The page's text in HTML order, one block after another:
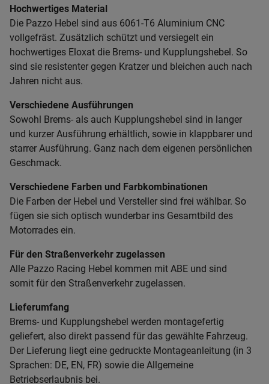
Hochwertiges Material
Die Pazzo Hebel sind aus 6061-T6 Aluminium CNC
vollgefräst. Zusätzlich schützt und versiegelt ein
hochwertiges Eloxat die Brems- und Kupplungshebel. So
sind sie resistenter gegen Kratzer und bleichen auch nach
Jahren nicht aus.
Verschiedene Ausführungen
Sowohl Brems- als auch Kupplungshebel sind in langer
und kurzer Ausführung erhältlich, sowie in klappbarer und
starrer Ausführung. Ganz nach dem eigenen persönlichen
Geschmack.
Verschiedene Farben und Farbkombinationen
Die Farben der Hebel und Versteller sind frei wählbar. So
fügen sie sich optisch wunderbar ins Gesamtbild des
Motorrades ein.
Für den Straßenverkehr zugelassen
Alle Pazzo Racing Hebel kommen mit ABE und sind
somit für den Straßenverkehr zugelassen.
Lieferumfang
Brems- und Kupplungshebel werden montagefertig
geliefert, also direkt passend für das gewählte Fahrzeug.
Der Lieferung liegt eine gedruckte Montageanleitung (in 3
Sprachen: DE, EN, FR) sowie die Allgemeine
Betriebserlaubnis bei.